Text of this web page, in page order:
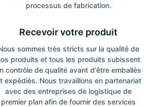
processus de fabrication.
Recevoir votre produit
sommes très stricts sur la qualité de
produits et tous les produits subissent
contrôle de qualité avant d'être emballés
expédiés. Nous travaillons en partenariat
avec des entreprises de logistique de
premier plan afin de fournir des services